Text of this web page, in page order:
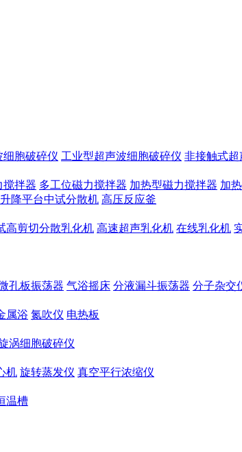
细胞破碎仪 工业型超声波细胞破碎仪 非接触式超
搅拌器 多工位磁力搅拌器 加热型磁力搅拌器 加
升降平台中试分散机 高压反应釜
高剪切分散乳化机 高速超声乳化机 在线乳化机
孔板振荡器 气浴摇床 分液漏斗振荡器 分子杂交
属浴 氮吹仪 电热板
涡细胞破碎仪
机 旋转蒸发仪 真空平行浓缩仪
温槽